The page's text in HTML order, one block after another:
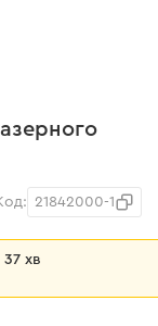
21842000-1
хв